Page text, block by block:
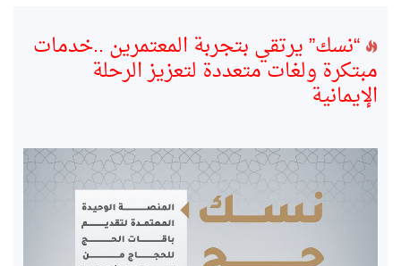
“نسك” يرتقي بتجربة المعتمرين ..خدمات
مبتكرة ولغات متعددة لتعزيز الرحلة
الإيمانية